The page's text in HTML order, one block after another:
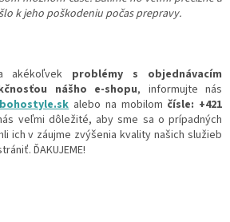
k jeho poškodeniu počas prepravy.
akékoľvek problémy s objednávacím
nášho e-shopu, informujte nás
alebo na mobilom čísle: +421
veľmi dôležité, aby sme sa o prípadných
ich v záujme zvýšenia kvality našich služieb
ĎAKUJEME!